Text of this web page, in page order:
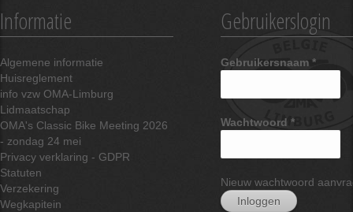
Informatie
Algemene informatie
Huisreglement
info vzw OMA-Limburg
Lidmaatschap
OMA's Classic Bike Meeting 2026
- zondag 24 mei
Privacy verklaring - GDPR
Statuten
Verzekering
Wegkapitein
Gebruikerslogin
Gebruikersnaam *
Wachtwoord *
Nieuw wachtwoord